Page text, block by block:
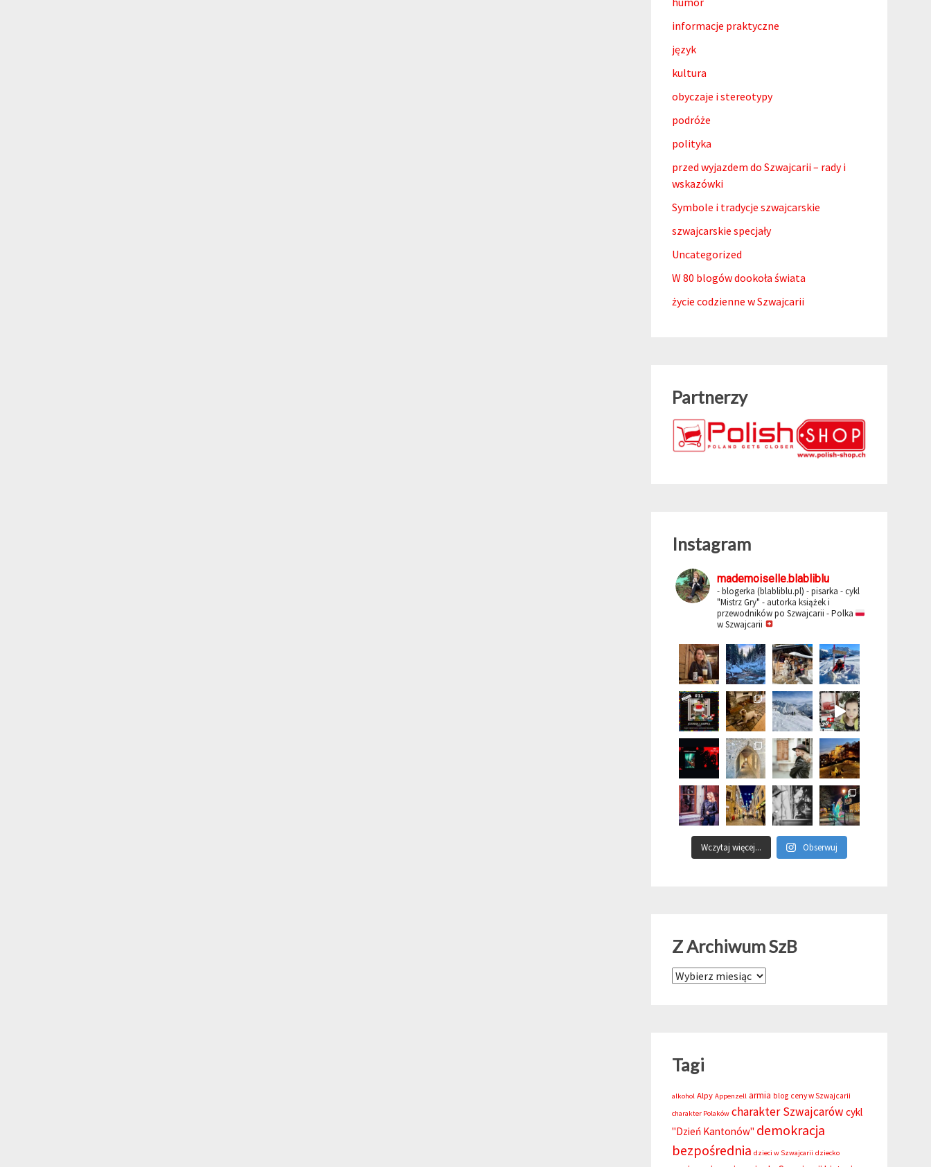
informacje praktyczne
język
kultura
obyczaje i stereotypy
podróże
polityka
przed wyjazdem do Szwajcarii – rady i
wskazówki
Symbole i tradycje szwajcarskie
szwajcarskie specjały
Uncategorized
W 80 blogów dookoła świata
życie codzienne w Szwajcarii
Partnerzy
Instagram
mademoiselle.blabliblu
- blogerka (blabliblu.pl) - pisarka - cykl
"Mistrz Gry" - autorka książek i
przewodników po Szwajcarii - Polka
w Szwajcarii
Wczytaj więcej... Obserwuj
Z Archiwum SzB
Z Archiwum SzB
Tagi
alkohol Alpy Appenzell armia blog ceny w Szwajcarii
charakter Polaków charakter Szwajcarów cykl
"Dzień Kantonów" demokracja
bezpośrednia dzieci w Szwajcarii dziecko